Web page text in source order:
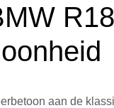
aan de